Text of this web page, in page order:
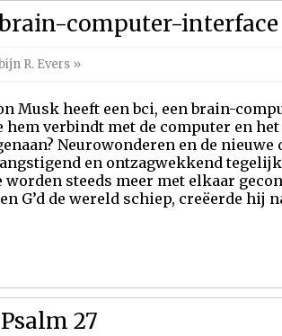
computer-interface
R. Evers »
Musk heeft een bci, een brain-
hem verbindt met de computer en
Neurowonderen en de
en ontzagwekkend
worden steeds meer met elkaar
G’d de wereld schiep, creëerde hij
27